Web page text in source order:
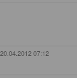
, 20.04.2012 07:12